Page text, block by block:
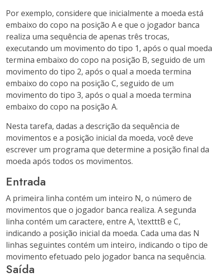
Por exemplo, considere que inicialmente a moeda está
embaixo do copo na posição A e que o jogador banca
realiza uma sequência de apenas três trocas,
executando um movimento do tipo 1, após o qual moeda
termina embaixo do copo na posição B, seguido de um
movimento do tipo 2, após o qual a moeda termina
embaixo do copo na posição C, seguido de um
movimento do tipo 3, após o qual a moeda termina
embaixo do copo na posição A.
Nesta tarefa, dadas a descrição da sequência de
movimentos e a posição inicial da moeda, você deve
escrever um programa que determine a posição final da
moeda após todos os movimentos.
Entrada
A primeira linha contém um inteiro N, o número de
movimentos que o jogador banca realiza. A segunda
linha contém um caractere, entre A, \textttB e C,
indicando a posição inicial da moeda. Cada uma das N
linhas seguintes contém um inteiro, indicando o tipo de
movimento efetuado pelo jogador banca na sequência.
Saída